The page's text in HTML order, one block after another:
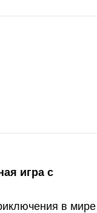
игра с
в мире